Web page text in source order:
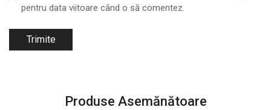
pentru data viitoare când o să comentez.
Produse Asemănătoare